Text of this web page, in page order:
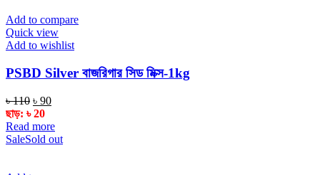
Add to compare
Quick view
Add to wishlist
PSBD Silver বাজরিগার সিড মিক্স-1kg
৳110 Original
price
was:
৳ 110.
৳ 90Current
is:
৳ 90.
ছাড়: ৳20
Read more
SaleSold out